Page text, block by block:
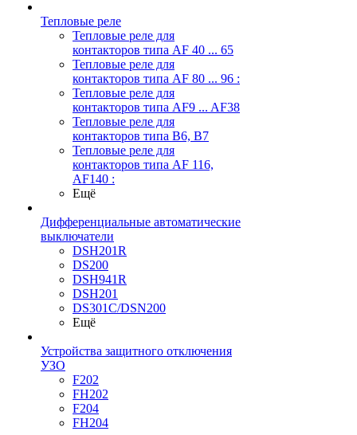
Тепловые реле
Тепловые реле для
контакторов типа AF 40 ... 65
Тепловые реле для
контакторов типа AF 80 ... 96 :
Тепловые реле для
контакторов типа AF9 ... AF38
Тепловые реле для
контакторов типа В6, В7
Тепловые реле для
контакторов типа AF 116,
AF140 :
Ещё
Дифференциальные автоматические
выключатели
DSH201R
DS200
DSH941R
DSH201
DS301C/DSN200
Ещё
Устройства защитного отключения
УЗО
F202
FH202
F204
FH204